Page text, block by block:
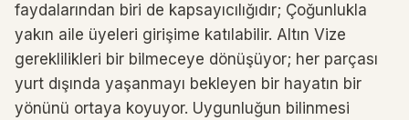
faydalarından biri de kapsayıcılığıdır; Çoğunlukla
yakın aile üyeleri girişime katılabilir. Altın Vize
gereklilikleri bir bilmeceye dönüşüyor; her parçası
yurt dışında yaşanmayı bekleyen bir hayatın bir
yönünü ortaya koyuyor. Uygunluğun bilinmesi